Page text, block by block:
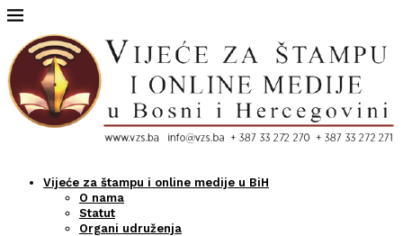
Vijeće za štampu i online medije u BiH
O nama
Statut
Organi udruženja